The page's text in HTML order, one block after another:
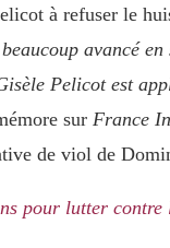
à refuser le
avancé
Pelicot est
sur France
de viol de
pour lutter contre